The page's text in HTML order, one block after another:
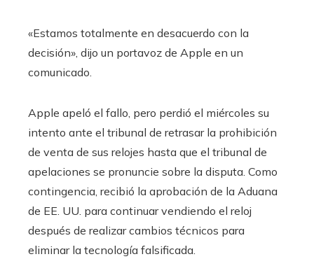
«Estamos totalmente en desacuerdo con la
decisión», dijo un portavoz de Apple en un
comunicado.
Apple apeló el fallo, pero perdió el miércoles su
intento ante el tribunal de retrasar la prohibición
de venta de sus relojes hasta que el tribunal de
apelaciones se pronuncie sobre la disputa. Como
contingencia, recibió la aprobación de la Aduana
de EE. UU. para continuar vendiendo el reloj
después de realizar cambios técnicos para
eliminar la tecnología falsificada.